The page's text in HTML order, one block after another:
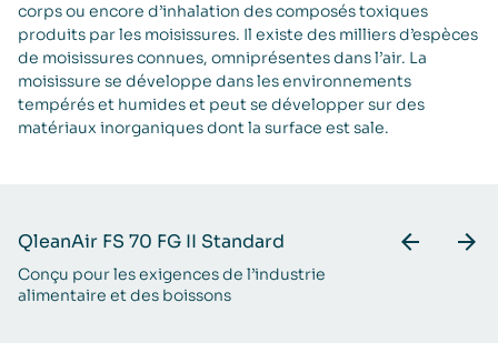
corps ou encore d’inhalation des composés toxiques
produits par les moisissures. Il existe des milliers d’espèces
de moisissures connues, omniprésentes dans l’air. La
moisissure se développe dans les environnements
tempérés et humides et peut se développer sur des
matériaux inorganiques dont la surface est sale.
QleanAir FS 70 FG II Standard
Conçu pour les exigences de ​l’industrie
alimentaire et des boissons